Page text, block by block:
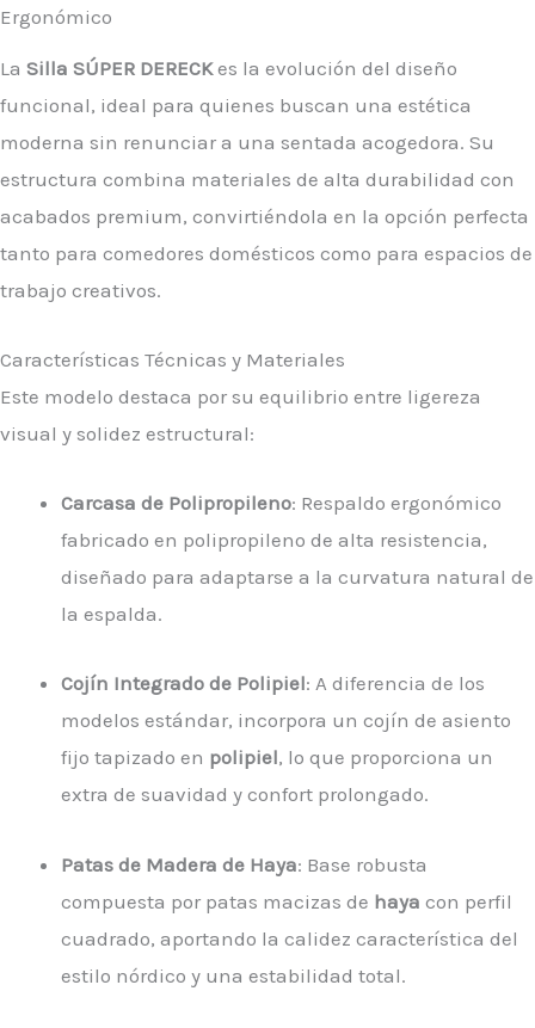
Ergonómico
La Silla SÚPER DERECKes la evolución del diseño
funcional, ideal para quienes buscan una estética
moderna sin renunciar a una sentada acogedora. Su
estructura combina materiales de alta durabilidad con
acabados premium, convirtiéndola en la opción perfecta
tanto para comedores domésticos como para espacios de
trabajo creativos.
Características Técnicas y Materiales
Este modelo destaca por su equilibrio entre ligereza
visual y solidez estructural:
Carcasa de Polipropileno: Respaldo ergonómico
fabricado en polipropileno de alta resistencia,
diseñado para adaptarse a la curvatura natural de
la espalda.
Cojín Integrado de Polipiel: A diferencia de los
modelos estándar, incorpora un cojín de asiento
fijo tapizado en polipiel, lo que proporciona un
extra de suavidad y confort prolongado.
Patas de Madera de Haya: Base robusta
compuesta por patas macizas de haya con perfil
cuadrado, aportando la calidez característica del
estilo nórdico y una estabilidad total.